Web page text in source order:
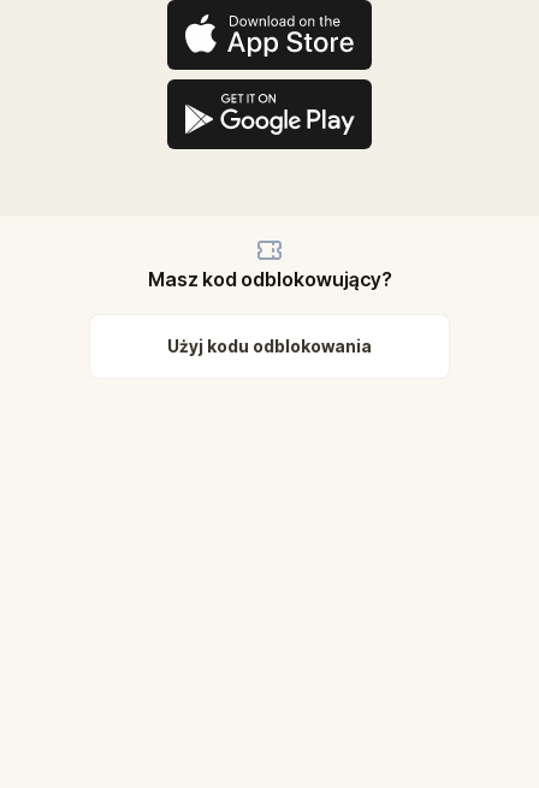
Masz kod odblokowujący?
Użyj kodu odblokowania